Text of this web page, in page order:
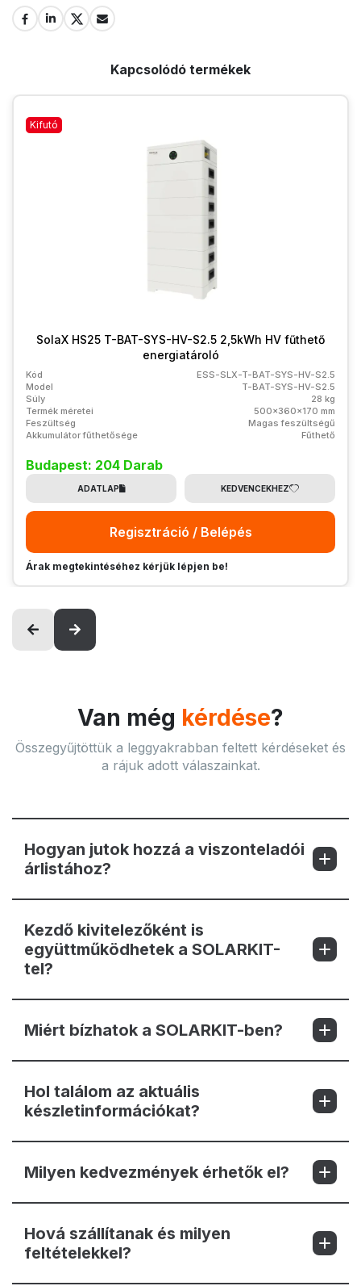
Kapcsolódó termékek
Kifutó
SolaX HS25 T-BAT-SYS-HV-S2.5 2,5kWh HV fűthető
energiatároló
Kód
ESS-SLX-T-BAT-SYS-HV-S2.5
Model
T-BAT-SYS-HV-S2.5
Súly
28 kg
Termék méretei
500x360x170 mm
Feszültség
Magas feszültségű
Akkumulátor fűthetősége
Fűthető
Budapest: 204 Darab
ADATLAP KEDVENCEKHEZ
Regisztráció / Belépés
Árak megtekintéséhez kérjük lépjen be!
Van még kérdése?
Összegyűjtöttük a leggyakrabban feltett kérdéseket és
a rájuk adott válaszainkat.
Hogyan jutok hozzá a viszonteladói
árlistához?
Kezdő kivitelezőként is
együttműködhetek a SOLARKIT-
tel?
Miért bízhatok a SOLARKIT-ben?
Hol találom az aktuális
készletinformációkat?
Milyen kedvezmények érhetők el?
Hová szállítanak és milyen
feltételekkel?